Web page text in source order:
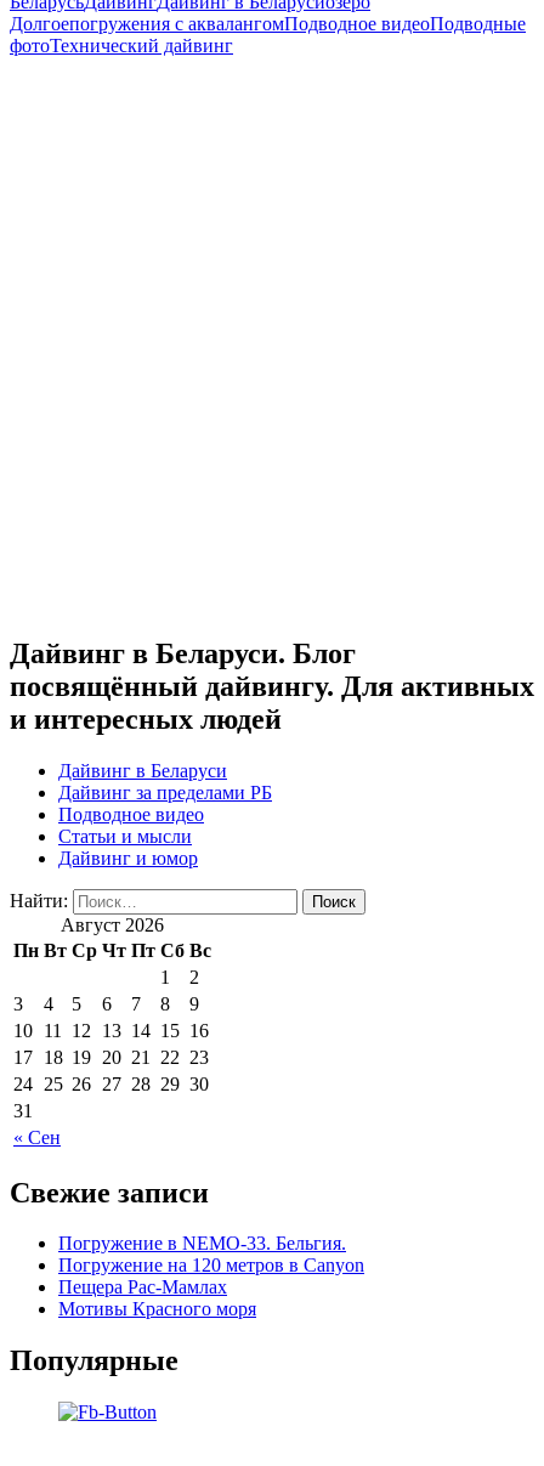
Долгоепогружения с аквалангомПодводное видеоПодводные
фотоТехнический дайвинг
Дайвинг в Беларуси. Блог
посвящённый дайвингу. Для активных
и интересных людей
Дайвинг в Беларуси
Дайвинг за пределами РБ
Подводное видео
Статьи и мысли
Дайвинг и юмор
Найти:
Август 2026
Пн Вт Ср Чт Пт Сб Вс
« Сен
1
2
3
4 5 6 7 8
9
10 11 12 13 14 15 16
17 18 19 20 21 22 23
24 25 26 27 28 29 30
31
Свежие записи
Погружение в NEMO-33. Бельгия.
Погружение на 120 метров в Canyon
Пещера Рас-Мамлах
Мотивы Красного моря
Популярные